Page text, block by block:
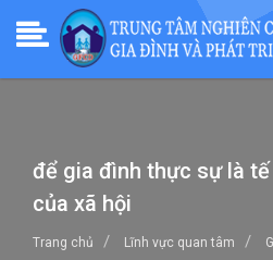
để gia đình thực sự là
của xã hội
Trang chủ Lĩnh vực quan tâm